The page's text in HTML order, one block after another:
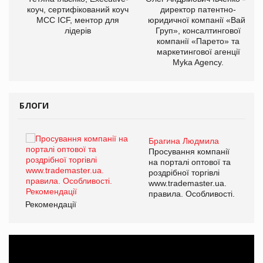
коуч, сертифікований коуч
МСС ICF, ментор для
лідерів
директор патентно-
юридичної компанії «Вайз
Груп», консалтингової
компанії «Парето» та
маркетингової агенції
Myka Agency.
БЛОГИ
Брагина Людмила
Просування компанії
на порталі оптової та
роздрібної торгівлі
www.trademaster.ua.
правила. Особливості.
Рекомендації